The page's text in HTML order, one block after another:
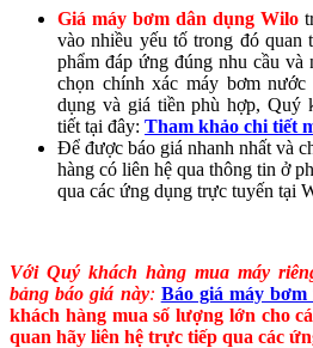
Giá máy bơm dân dụng Wilo
vào nhiều yếu tố trong đó quan
phẩm đáp ứng đúng nhu cầu
chọn chính xác máy bơm
dụng và giá tiền phù hợp, Quý
tiết tại đây: Tham khảo chi tiết
Để được báo giá nhanh nhất và
hàng có liên hệ qua thông tin ở
qua các ứng dụng trực tuyến tại
Với Quý khách hàng mua máy
bảng báo giá này: Báo giá máy
khách hàng mua số lượng lớn cho
quan hãy liên hệ trực tiếp qua các